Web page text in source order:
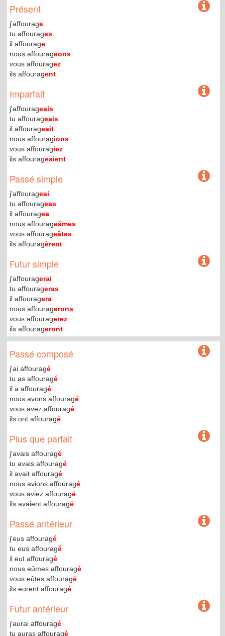
Présent
j'affourage
tu affourages
il affourage
nous affourageons
vous affouragez
ils affouragent
Imparfait
j'affourageais
tu affourageais
il affourageait
nous affouragions
vous affouragiez
ils affourageaient
Passé simple
j'affourageai
tu affourageas
il affouragea
nous affourageâmes
vous affourageâtes
ils affouragèrent
Futur simple
j'affouragerai
tu affourageras
il affouragera
nous affouragerons
vous affouragerez
ils affourageront
Passé composé
j'ai affouragé
tu as affouragé
il a affouragé
nous avons affouragé
vous avez affouragé
ils ont affouragé
Plus que parfait
j'avais affouragé
tu avais affouragé
il avait affouragé
nous avions affouragé
vous aviez affouragé
ils avaient affouragé
Passé antérieur
j'eus affouragé
tu eus affouragé
il eut affouragé
nous eûmes affouragé
vous eûtes affouragé
ils eurent affouragé
Futur antérieur
j'aurai affouragé
tu auras affouragé